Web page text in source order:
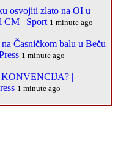
osvojiti zlato na OI u
CM | Sport 1 minute ago
Časničkom balu u Beču
1 minute ago
|
1 minute ago